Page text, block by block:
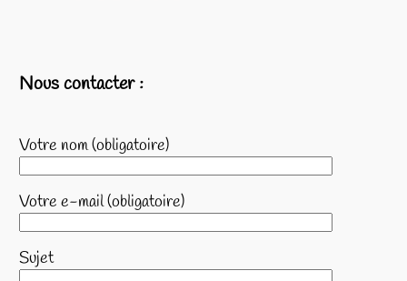
Nous contacter :
Votre nom (obligatoire)
Votre e-mail (obligatoire)
Sujet